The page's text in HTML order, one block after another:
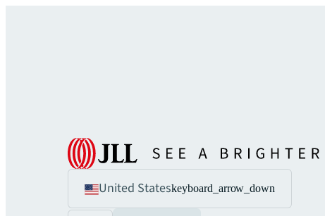
United Stateskeyboard_arrow_down